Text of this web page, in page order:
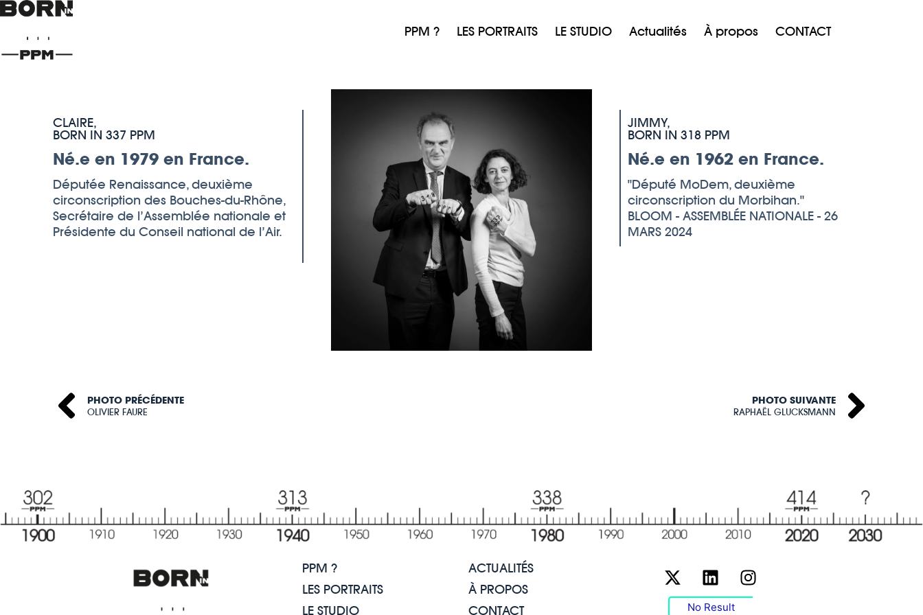
PPM ? LES PORTRAITS LE STUDIO Actualités À propos CONTACT
CLAIRE,
BORN IN 337 PPM
Né.e en 1979 en France.
Députée Renaissance, deuxième
circonscription des Bouches-du-Rhône,
Secrétaire de l’Assemblée nationale et
Présidente du Conseil national de l’Air.
JIMMY,
BORN IN 318 PPM
Né.e en 1962 en France.
Député MoDem, deuxième
circonscription du Morbihan.
BLOOM - ASSEMBLÉE NATIONALE - 26
MARS 2024
PHOTO PRÉCÉDENTE
OLIVIER FAURE
PHOTO SUIVANTE
RAPHAËL GLUCKSMANN
PPM ?
LES PORTRAITS
LE STUDIO
ACTUALITÉS
À PROPOS
CONTACT
No Result